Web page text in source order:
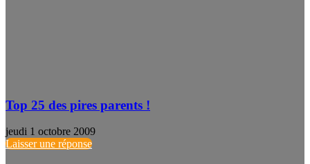
Top 25 des pires parents !
jeudi 1 octobre 2009
Laisser une réponse